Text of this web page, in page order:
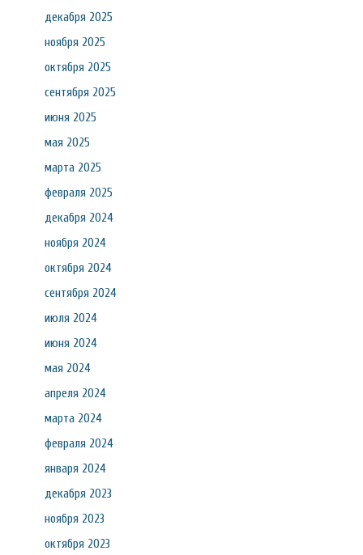
декабря 2025
ноября 2025
октября 2025
сентября 2025
июня 2025
мая 2025
марта 2025
февраля 2025
декабря 2024
ноября 2024
октября 2024
сентября 2024
июля 2024
июня 2024
мая 2024
апреля 2024
марта 2024
февраля 2024
января 2024
декабря 2023
ноября 2023
октября 2023